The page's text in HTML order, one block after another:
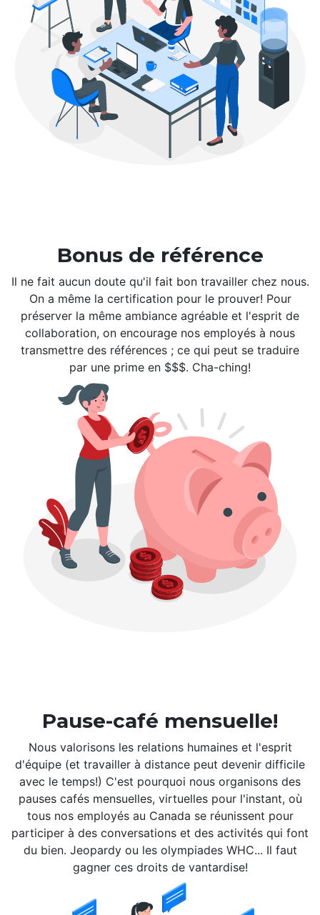
Bonus de référence
Il ne fait aucun doute qu'il fait bon travailler chez nous.
On a même la certification pour le prouver! Pour
préserver la même ambiance agréable et l'esprit de
collaboration, on encourage nos employés à nous
transmettre des références ; ce qui peut se traduire
par une prime en $$$. Cha-ching!
Pause-café mensuelle!
Nous valorisons les relations humaines et l'esprit
d'équipe (et travailler à distance peut devenir difficile
avec le temps!) C'est pourquoi nous organisons des
pauses cafés mensuelles, virtuelles pour l'instant, où
tous nos employés au Canada se réunissent pour
participer à des conversations et des activités qui font
du bien. Jeopardy ou les olympiades WHC... Il faut
gagner ces droits de vantardise!